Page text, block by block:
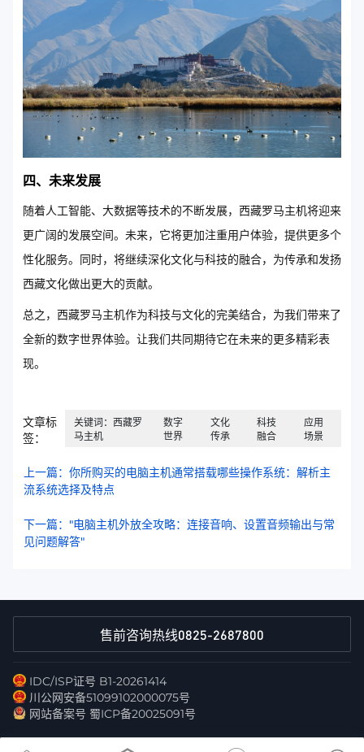
四、未来发展
随着人工智能、大数据等技术的不断发展，西藏罗马主机将迎来
更广阔的发展空间。未来，它将更加注重用户体验，提供更多个
性化服务。同时，将继续深化文化与科技的融合，为传承和发扬
西藏文化做出更大的贡献。
总之，西藏罗马主机作为科技与文化的完美结合，为我们带来了
全新的数字世界体验。让我们共同期待它在未来的更多精彩表
现。
文章标
签：
关键词：西藏罗
马主机
数字
世界
文化
传承
科技
融合
应用
场景
上一篇：你所购买的电脑主机通常搭载哪些操作系统：解析主
流系统选择及特点
下一篇："电脑主机外放全攻略：连接音响、设置音频输出与常
见问题解答"
售前咨询热线0825-2687800
IDC/ISP证号 B1-20261414
川公网安备51099102000075号
网站备案号 蜀ICP备20025091号